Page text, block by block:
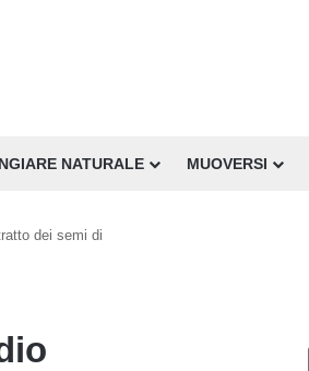
NATURALE MUOVERSI
dei semi di